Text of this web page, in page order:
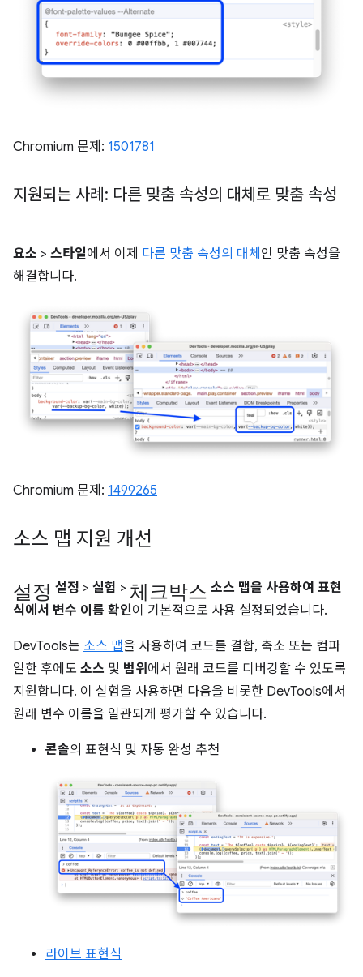
Chromium 문제: 1501781
지원되는 사례: 다른 맞춤 속성의 대체로 맞춤 속성
요소 > 스타일에서 이제 다른 맞춤 속성의 대체 인 맞춤 속성을
해결합니다.
Chromium 문제: 1499265
소스 맵 지원 개선
설정 설정 > 실험 > 체크박스 소스 맵을 사용하여 표현
식에서 변수 이름 확인이 기본적으로 사용 설정되었습니다.
DevTools는 소스 맵을 사용하여 코드를 결합, 축소 또는 컴파
일한 후에도 소스 및 범위 에서 원래 코드를 디버깅할 수 있도록
지원합니다. 이 실험을 사용하면 다음을 비롯한 DevTools에서
원래 변수 이름을 일관되게 평가할 수 있습니다.
콘솔의 표현식 및 자동 완성 추천
라이브 표현식